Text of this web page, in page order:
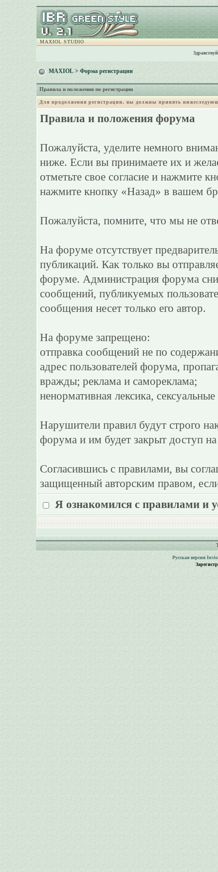
MAXIOL STUDIO
MAXIOL> Форма регистрации
Правила и положения по регистрации
Для продолжения регистрации, вы должны принять
Правила и положения форума
Пожалуйста, уделите немного
ниже. Если вы принимаете их и
отметьте свое согласие и нажмите
нажмите кнопку «Назад» в вашем
Пожалуйста, помните, что мы не
На форуме отсутствует
публикаций. Как только вы
форуме. Администрация форума
сообщений, публикуемых
сообщения несет только его автор.
На форуме запрещено:
отправка сообщений не по
адрес пользователей форума,
вражды; реклама и самореклама;
ненормативная лексика,
Нарушители правил будут строго
форума и им будет закрыт доступ
Согласившись с правилами, вы
защищенный авторским правом,
Я ознакомился с правилами и
Русская версия